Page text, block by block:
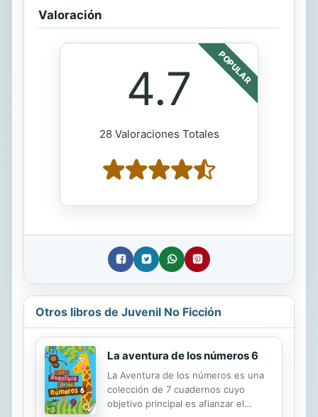
Valoración
POPULAR
4.7
28 Valoraciones Totales
Otros libros de Juvenil No Ficción
La aventura de los números 6
La Aventura de los números es una
colección de 7 cuadernos cuyo
objetivo principal es afianzar el